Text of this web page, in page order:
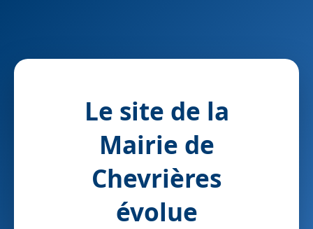
Le site de la
Mairie de
Chevrières
évolue